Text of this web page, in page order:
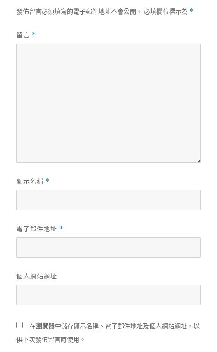
發佈留言必須填寫的電子郵件地址不會公開。 必填欄位標示為 *
留言 *
顯示名稱 *
電子郵件地址 *
個人網站網址
在瀏覽器中儲存顯示名稱、電子郵件地址及個人網站網址，以
供下次發佈留言時使用。